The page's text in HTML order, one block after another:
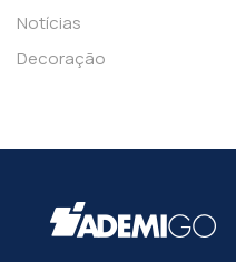
Notícias
Decoração